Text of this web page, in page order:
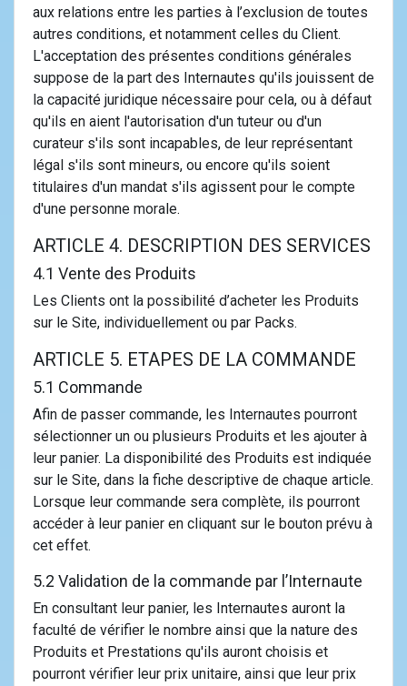
aux relations entre les parties à l’exclusion de toutes
autres conditions, et notamment celles du Client.
L'acceptation des présentes conditions générales
suppose de la part des Internautes qu'ils jouissent de
la capacité juridique nécessaire pour cela, ou à défaut
qu'ils en aient l'autorisation d'un tuteur ou d'un
curateur s'ils sont incapables, de leur représentant
légal s'ils sont mineurs, ou encore qu'ils soient
titulaires d'un mandat s'ils agissent pour le compte
d'une personne morale.
ARTICLE 4. DESCRIPTION DES SERVICES
4.1 Vente des Produits
Les Clients ont la possibilité d’acheter les Produits
sur le Site, individuellement ou par Packs.
ARTICLE 5. ETAPES DE LA COMMANDE
5.1 Commande
Afin de passer commande, les Internautes pourront
sélectionner un ou plusieurs Produits et les ajouter à
leur panier. La disponibilité des Produits est indiquée
sur le Site, dans la fiche descriptive de chaque article.
Lorsque leur commande sera complète, ils pourront
accéder à leur panier en cliquant sur le bouton prévu à
cet effet.
5.2 Validation de la commande par l’Internaute
En consultant leur panier, les Internautes auront la
faculté de vérifier le nombre ainsi que la nature des
Produits et Prestations qu'ils auront choisis et
pourront vérifier leur prix unitaire, ainsi que leur prix